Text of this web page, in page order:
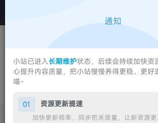
Yuki
通知
小站已进入长期维护状态，后续会持续加快资
心提升内容质量，把小站慢慢养得更稳、更好
喵~
01 资源更新提速
加快更新频率，同步把关质量，让新资源更